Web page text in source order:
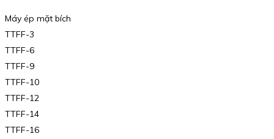
Máy ép mặt bích
TTFF-3
TTFF-6
TTFF-9
TTFF-10
TTFF-12
TTFF-14
TTFF-16